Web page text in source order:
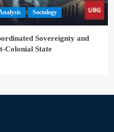
Sociology
Sovereignty and
Colonial State